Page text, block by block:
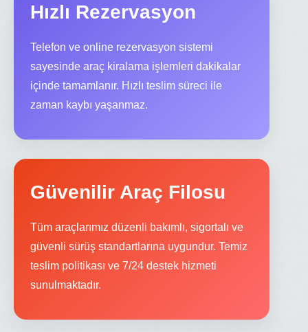
Hızlı Rezervasyon
Telefon ve online rezervasyon sistemi
sayesinde araç kiralama işlemleri dakikalar
içinde tamamlanır. Hızlı teslim süreci ile
zaman kaybı yaşanmaz.
Güvenilir Araç Filosu
Tüm araçlarımız düzenli bakımlı, sigortalı ve
güvenli sürüş standartlarına uygundur. Temiz
teslim politikası ve 7/24 destek hizmeti
sunulmaktadır.